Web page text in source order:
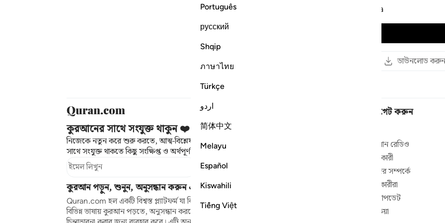
Português
русский
Shqip
ภาษาไทย
Türkçe
اردو
简体中文
Melayu
Español
Kiswahili
Tiếng Việt
Yasser Ad Dussary - beta
ডাউনলোড করুন
কুরআনের সাথে সংযুক্ত থাকুন ❤️
নিজেকে নতুন করে শুরু করতে, আত্ম-বিশ্লেষণ করতে এবং কুরআনের
সাথে সংযুক্ত থাকতে কিছু সংক্ষিপ্ত ও অর্থপূর্ণ অনুস্মারক।
সাবস্ক্রাইব করুন
কুরআন পড়ুন, শুনুন, অনুসন্ধান করুন এবং চিন্তা করুন
Quran.com হল একটি বিশ্বস্ত প্ল্যাটফর্ম যা বিশ্বব্যাপী লক্ষ লক্ষ মানুষ
বিভিন্ন ভাষায় কুরআন পড়তে, অনুসন্ধান করতে, শুনতে এবং তার উপর
নেভিগেট করুন
কোরআন রেডিও
আবৃত্তিকারী
আমাদের সম্পর্কে
বিকাশকারীরা
পণ্য আপডেট
প্রতিক্রিয়া